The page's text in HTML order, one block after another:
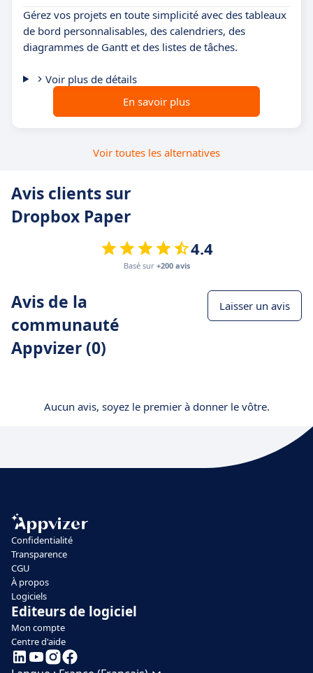
Gérez vos projets en toute simplicité avec des tableaux
de bord personnalisables, des calendriers, des
diagrammes de Gantt et des listes de tâches.
Voir plus de détails
En savoir plus
Voir toutes les alternatives
Avis clients sur
Dropbox Paper
4.4
Basé sur +200 avis
Avis de la
communauté
Appvizer (0)
Laisser un avis
Aucun avis, soyez le premier à donner le vôtre.
Confidentialité
Transparence
CGU
À propos
Logiciels
Editeurs de logiciel
Mon compte
Centre d'aide